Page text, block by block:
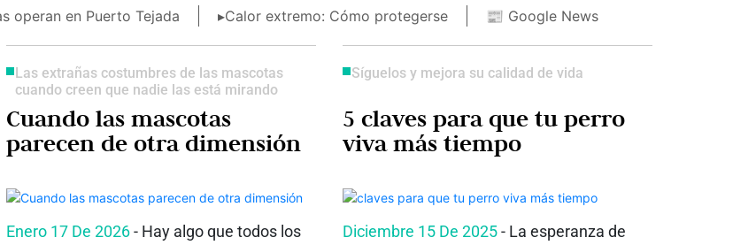
operan en Puerto Tejada ▸Calor extremo: Cómo protegerse 📰 Google News
Las extrañas costumbres de las mascotas
cuando creen que nadie las está mirando
Cuando las mascotas
parecen de otra dimensión
Enero 17 De 2026- Hay algo que todos los
Síguelos y mejora su calidad de vida
5 claves para que tu perro
viva más tiempo
Diciembre 15 De 2025- La esperanza de